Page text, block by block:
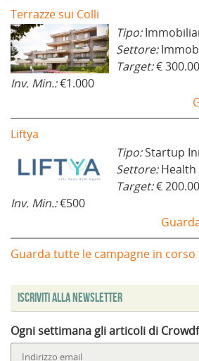
Terrazze sui Colli
Tipo:
Settore:
Target:€
Inv. Min.:€1.000
Liftya
Tipo:Startup
Settore:Health
Target:€
Inv. Min.:€500
Guarda tutte le campagne in corso
Iscriviti alla Newsletter
Ogni settimana gli articoli di